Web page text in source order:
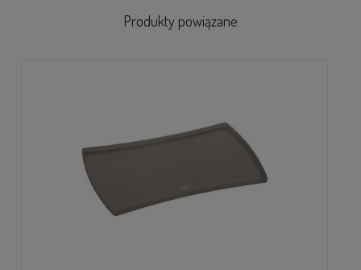
Produkty powiązane